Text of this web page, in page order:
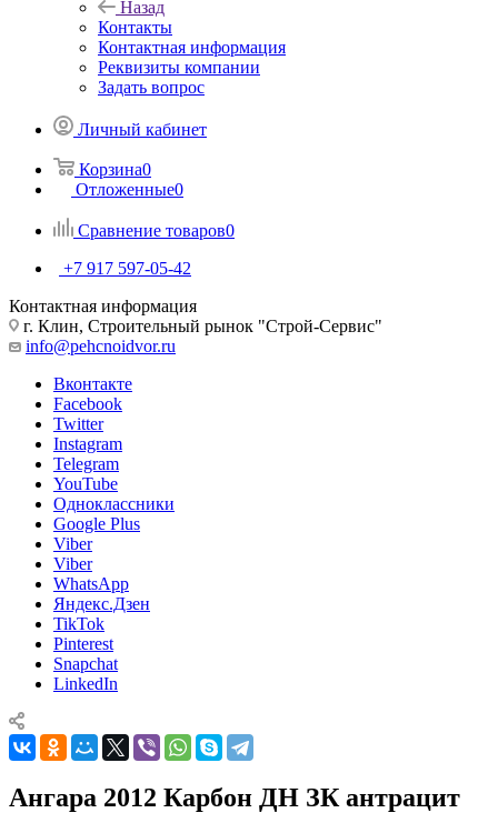
Назад
Контакты
Контактная информация
Реквизиты компании
Задать вопрос
Личный кабинет
Корзина0
Отложенные0
Сравнение товаров0
+7 917 597-05-42
Контактная информация
г. Клин, Строительный рынок "Строй-Сервис"
info@pehcnoidvor.ru
Вконтакте
Facebook
Twitter
Instagram
Telegram
YouTube
Одноклассники
Google Plus
Viber
Viber
WhatsApp
Яндекс.Дзен
TikTok
Pinterest
Snapchat
LinkedIn
Ангара 2012 Карбон ДН ЗК антрацит